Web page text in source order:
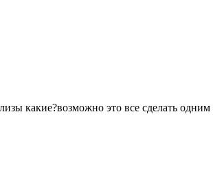
какие?возможно это все сделать одним